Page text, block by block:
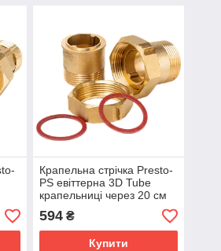
Крапельна стрічка Presto-
PS евіттерна 3D Tube
крапельниці через 20 см
витрата 2.7 л/год, довжина
500 м (3D-20-500)
594₴
Купити